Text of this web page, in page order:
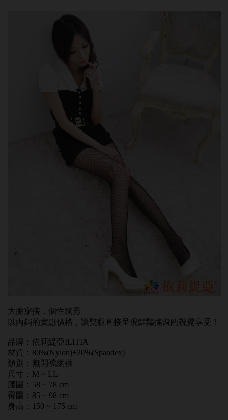
大膽穿搭，個性獨秀
以內銷的實惠價格，讓雙腿直接呈現鮮豔搖滾的視覺享受！
品牌：依莉緹亞ILITIA
材質：80%(Nylon)+20%(Spandex)
類別：無開襠網襪
尺寸：M ~ LL
腰圍：58 ~ 78 cm
臀圍：85 ~ 98 cm
身高：150 ~ 175 cm